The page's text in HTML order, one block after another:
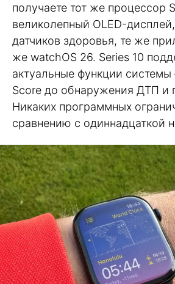
получаете тот же процессор
великолепный OLED-
датчиков здоровья, те же
же watchOS 26. Series 10
актуальные функции
Score до обнаружения ДТП и
Никаких программных
сравнению с одиннадцаткой